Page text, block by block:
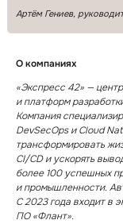
Артём Гениев,
О компаниях
«Экспресс 42» —
и платформ
Компания
DevSecOps и Cloud
трансформировать
CI/CD и ускорять
более 100 успешных
и промышленности.
С 2023 года входит в
ПО «Флант».